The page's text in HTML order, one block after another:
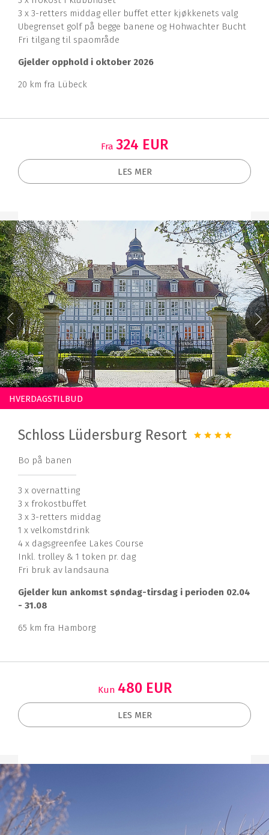
3 x 3-retters middag eller buffet etter kjøkkenets valg
Ubegrenset golf på begge banene og Hohwachter Bucht
Fri tilgang til spaområde
Gjelder opphold i oktober 2026
20 km fra Lübeck
Fra 324 EUR
LES MER
HVERDAGSTILBUD
Schloss Lüdersburg Resort
Bo på banen
3 x overnatting
3 x frokostbuffet
3 x 3-retters middag
1 x velkomstdrink
4 x dagsgreenfee Lakes Course
Inkl. trolley & 1 token pr. dag
Fri bruk av landsauna
Gjelder kun ankomst søndag-tirsdag i perioden 02.04
- 31.08
65 km fra Hamborg
Kun 480 EUR
LES MER